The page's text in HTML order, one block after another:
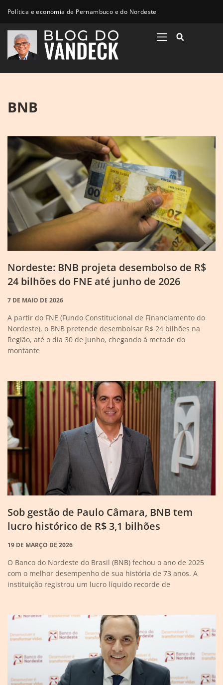
Política e economia de Pernambuco e do Nordeste
BNB
Nordeste: BNB projeta desembolso de R$
24 bilhões do FNE até junho de 2026
7 DE MAIO DE 2026
A partir do FNE (Fundo Constitucional de Financiamento do
Nordeste), o BNB pretende desembolsar R$ 24 bilhões na
Região, até o dia 30 de junho, chegando à metade do
montante
Sob gestão de Paulo Câmara, BNB tem
lucro histórico de R$ 3,1 bilhões
19 DE MARÇO DE 2026
O Banco do Nordeste do Brasil (BNB) fechou o ano de 2025
com o melhor desempenho de sua história de 73 anos. A
instituição registrou um lucro líquido recorde de